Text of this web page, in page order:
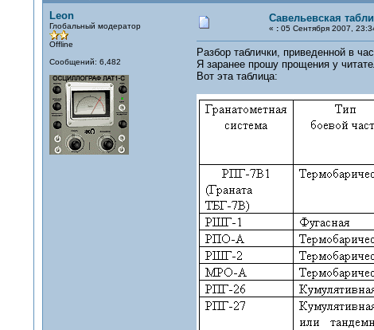
Leon
Глобальный модератор
Offline
Сообщений: 6,482
Савельевская
« :05 Сентября 2007,
Разбор таблички, приведенной в
Я заранее прошу прощения у
Вот эта таблица: